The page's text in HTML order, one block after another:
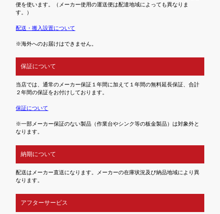
便を使います。（メーカー使用の運送便は配達地域によっても異なりま
す。）
配送・搬入設置について
※海外へのお届けはできません。
保証について
当店では、通常のメーカー保証１年間に加えて１年間の無料延長保証、合計
２年間の保証をお付けしております。
保証について
※一部メーカー保証のない製品（作業台やシンク等の板金製品）は対象外と
なります。
納期について
配送はメーカー直送になります。メーカーの在庫状況及び納品地域により異
なります。
アフターサービス